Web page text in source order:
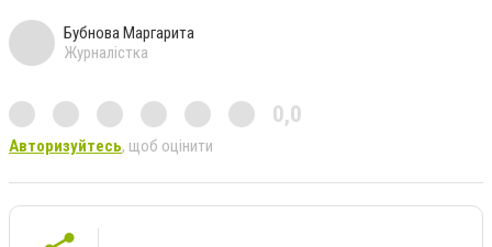
Бубнова Маргарита
Журналістка
0,0
Авторизуйтесь, щоб оцінити